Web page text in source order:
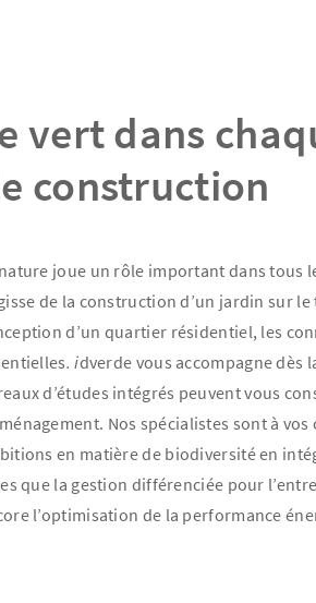
vert dans
construction
joue un rôle important dans tous
de la construction d’un jardin sur
d’un quartier résidentiel, les
.idverde vous accompagne dès
d’études intégrés peuvent vous
Nos spécialistes sont à
en matière de biodiversité en
que la gestion différenciée pour
l’optimisation de la performance